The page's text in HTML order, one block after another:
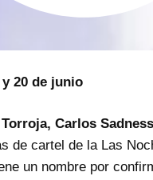
20 de junio
Carlos
de cartel de la Las
un nombre por